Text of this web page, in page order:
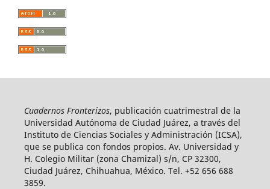
Cuadernos Fronterizos, publicación cuatrimestral de la
Universidad Autónoma de Ciudad Juárez, a través del
Instituto de Ciencias Sociales y Administración (ICSA),
que se publica con fondos propios. Av. Universidad y
H. Colegio Militar (zona Chamizal) s/n, CP 32300,
Ciudad Juárez, Chihuahua, México. Tel. +52 656 688
3859.